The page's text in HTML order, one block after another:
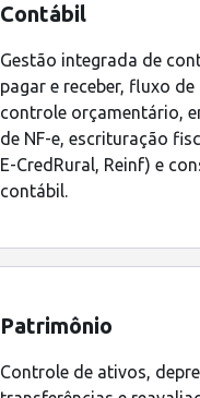
Contábil
Gestão integrada de
pagar e receber, fluxo de
controle orçamentário,
de NF-e, escrituração
E-CredRural, Reinf) e
contábil.
Patrimônio
Controle de ativos,